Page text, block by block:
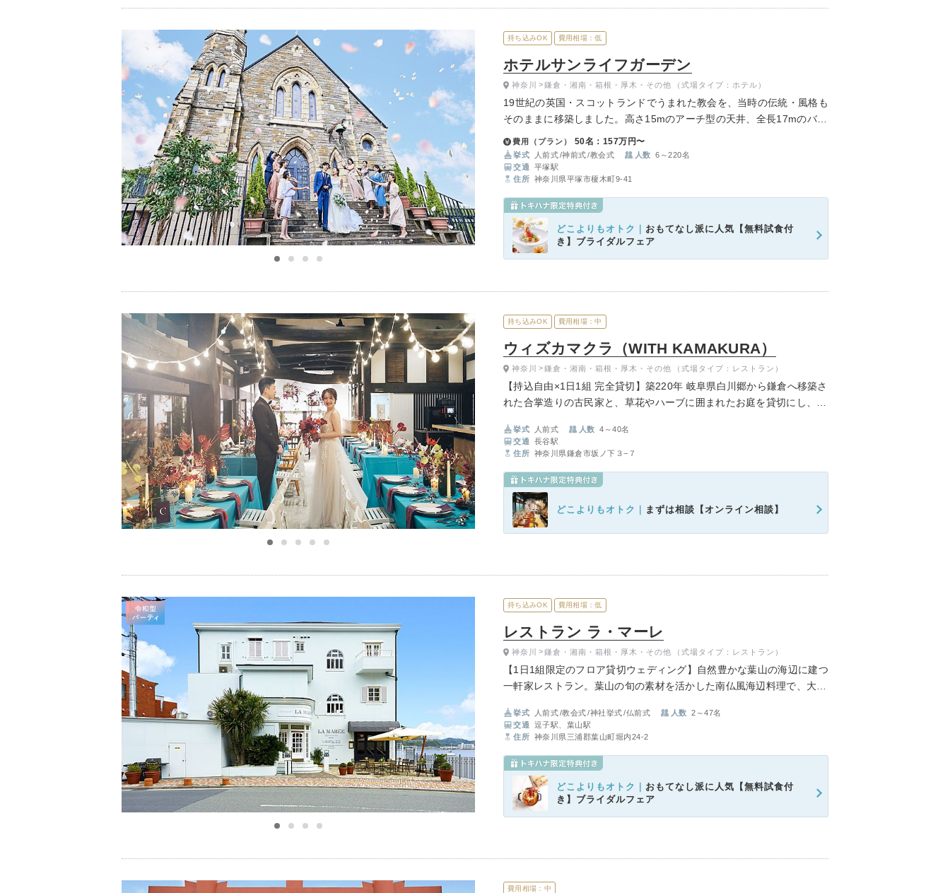
ホテルサンライフガーデン
持ち込みOK 費用相場：低
19世紀の英国・スコットランドでうまれた教会を、当時の伝統・風格も
そのままに移築しました。高さ15mのアーチ型の天井、全長17mのバー
ジンロードを持つ荘厳の佇まい。ゲストに見守られて感謝を伝える挙式
に、感動のお声を多くいただいております。
神奈川 鎌倉・湘南・箱根・厚木・その他 （式場タイプ：ホテル）
費用（プラン） 50名：157万円〜
挙式 人前式 神前式 教会式 人数
6～220名
交通
平塚駅
住所 神奈川県平塚市榎木町9-41
どこよりもオトク｜ おもてなし派に人気【無料試食付
き】ブライダルフェア
ウィズカマクラ（WITH KAMAKURA）
持ち込みOK 費用相場：中
【持込自由×1日1組 完全貸切】築220年 岐阜県白川郷から鎌倉へ移築さ
れた合掌造りの古民家と、草花やハーブに囲まれたお庭を貸切にし、枠
神奈川 鎌倉・湘南・箱根・厚木・その他 （式場タイプ：レストラン）
挙式 人前式 人数
4～40名
交通
長谷駅
住所 神奈川県鎌倉市坂ノ下３−７
どこよりもオトク｜ まずは相談【オンライン相談】
レストラン ラ・マーレ
持ち込みOK 費用相場：低
【1日1組限定のフロア貸切ウェディング】自然豊かな葉山の海辺に建つ
一軒家レストラン。葉山の旬の素材を活かした南仏風海辺料理で、大切
神奈川 鎌倉・湘南・箱根・厚木・その他 （式場タイプ：レストラン）
挙式 人前式 教会式 神社挙式 仏前式 人数
2～47名
交通
逗子駅、葉山駅
住所 神奈川県三浦郡葉山町堀内24-2
どこよりもオトク｜ おもてなし派に人気【無料試食付
き】ブライダルフェア
費用相場：中